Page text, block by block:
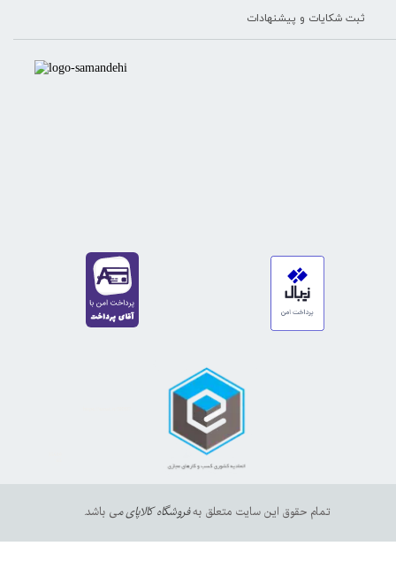
تمام حقوق این سایت متعلق بهفروشگاه کالاپای می باشد.
ثبت شکایات و پیشنهادات